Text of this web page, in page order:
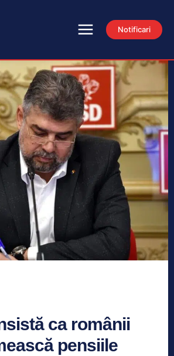
Notificari
ca românii
pensiile